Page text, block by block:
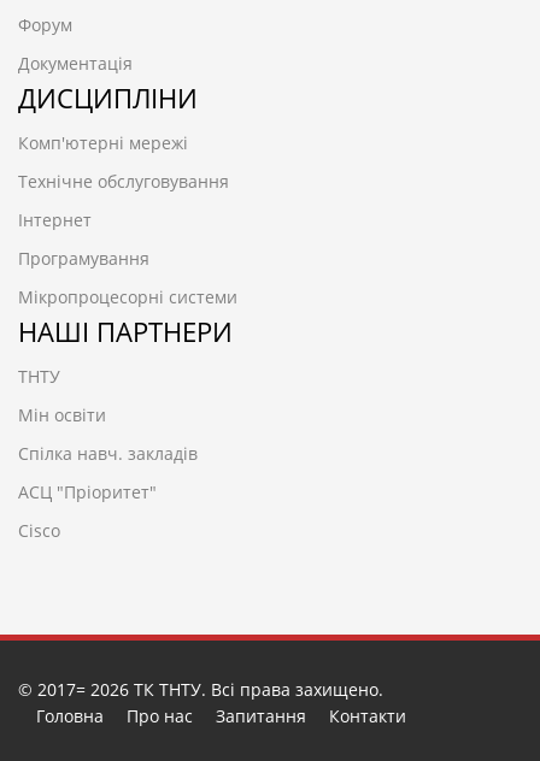
Форум
Документація
ДИСЦИПЛІНИ
Комп'ютерні мережі
Технічне обслуговування
Інтернет
Програмування
Мікропроцесорні системи
НАШІ ПАРТНЕРИ
ТНТУ
Мін освіти
Спілка навч. закладів
АСЦ "Пріоритет"
Cisco
© 2017= 2026 ТК ТНТУ. Всі права захищено.
Головна
Про нас Запитання Контакти